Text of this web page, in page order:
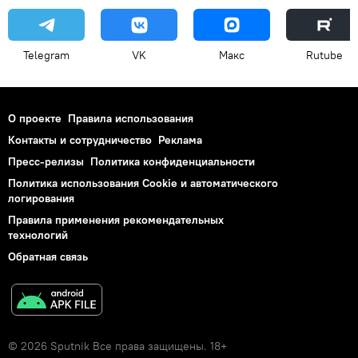
Telegram VK Макс Rutube
О проекте Правила использования
Контакты и сотрудничество Реклама
Пресс-релизы Политика конфиденциальности
Политика использования Cookie и автоматического
логирования
Правила применения рекомендательных
технологий
Обратная связь
© 2026 Sputnik Все права защищены. 18+